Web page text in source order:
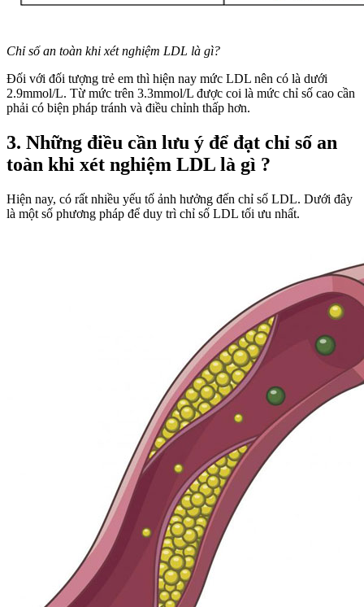
Chỉ số an toàn khi xét nghiệm LDL là gì?
Đối với đối tượng trẻ em thì hiện nay mức LDL nên có là dưới
2.9mmol/L. Từ mức trên 3.3mmol/L được coi là mức chỉ số cao cần
phải có biện pháp tránh và điều chỉnh thấp hơn.
3. Những điều cần lưu ý để đạt chỉ số an
toàn khi xét nghiệm LDL là gì ?
Hiện nay, có rất nhiều yếu tố ảnh hưởng đến chỉ số LDL. Dưới đây
là một số phương pháp để duy trì chỉ số LDL tối ưu nhất.